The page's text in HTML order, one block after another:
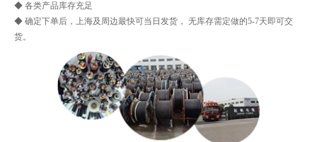
◆ 各类产品库存充足
◆ 确定下单后，上海及周边最快可当日发货， 无库存需定做的5-7天即可交
货。